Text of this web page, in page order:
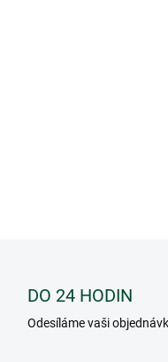
DO 24 HODIN
Odesíláme vaši